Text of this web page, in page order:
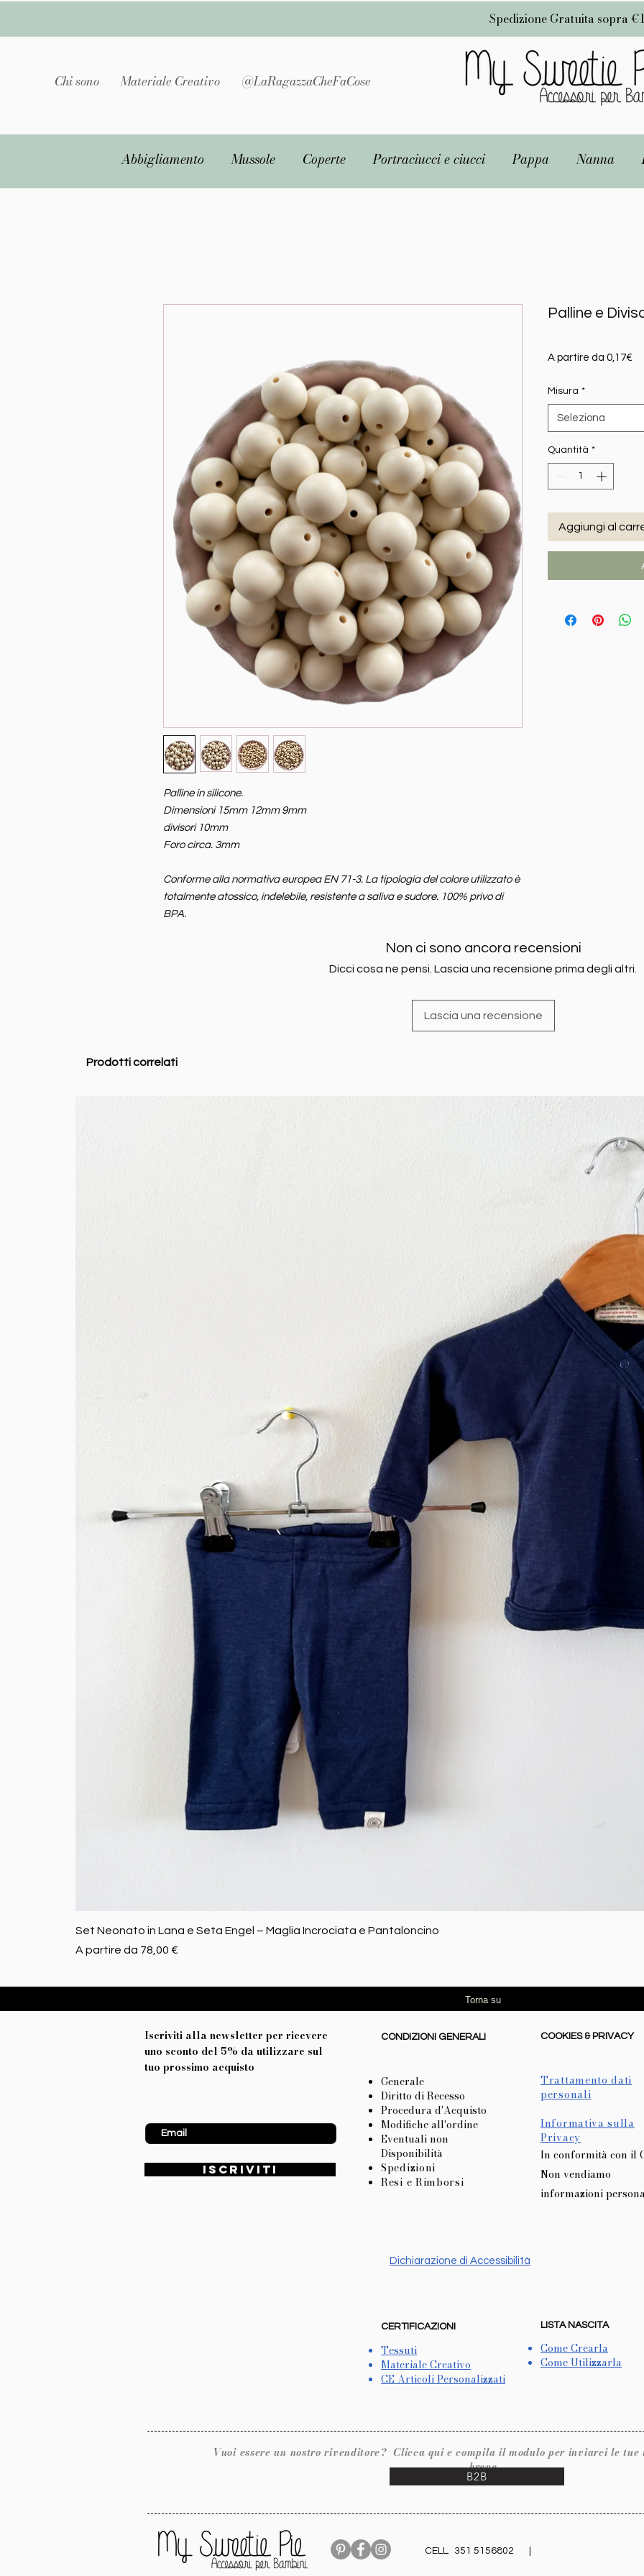
Spedizione Gratuita sopra
Chi sono Materiale Creativo @LaRagazzaCheFaCose
Abbigliamento Mussole Coperte Portraciucci e ciucci Pappa Nanna
Palline in silicone.
Dimensioni 15mm 12mm 9mm
divisori 10mm
Foro circa. 3mm
Conforme alla normativa europea EN 71-3. La tipologia del colore utilizzato è
totalmente atossico, indelebile, resistente a saliva e sudore. 100% privo di
BPA.
Palline e
A partire da 0,17€
Misura *
Seleziona
Quantità *
Aggiungi al
Non ci sono ancora recensioni
Dicci cosa ne pensi. Lascia una recensione prima degli altri.
Lascia una recensione
Prodotti correlati
Set Neonato in Lana e Seta Engel – Maglia Incrociata e Pantaloncino
A partire da 78,00 €
Prezzo scontato
Torna su
Iscriviti alla newsletter per ricevere
uno sconto del 5% da utilizzare sul
tuo prossimo acquisto
ISCRIVITI
CONDIZIONI GENERALI
Generale
Diritto di Recesso
Procedura d'Acquisto
Modifiche all'ordine
Eventuali non
Disponibilità
Spedizioni
Resi e Rimborsi
COOKIES & PRIVACY
Trattamento dati
personali
Informativa sulla
Privacy
In conformità con il
Non vendiamo
informazioni
Dichiarazione di Accessibilità
CERTIFICAZIONI
Tessuti
Materiale Creativo
CE Articoli Personalizzati
LISTA NASCITA
Come Crearla
Come Utilizzarla
Vuoi essere un nostro rivenditore? Clicca qui e compila il modulo per inviarci le tue
breve.
B2B
CELL. 351 5156802 |